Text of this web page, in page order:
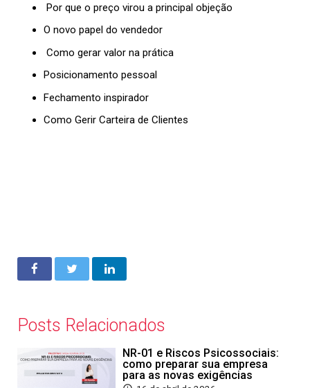
Por que o preço virou a principal objeção
O novo papel do vendedor
Como gerar valor na prática
Posicionamento pessoal
Fechamento inspirador
Como Gerir Carteira de Clientes
Posts Relacionados
NR-01 e Riscos Psicossociais:
como preparar sua empresa
para as novas exigências